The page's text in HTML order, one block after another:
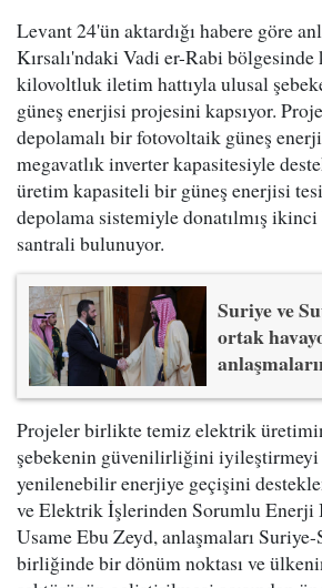
Levant 24'ün aktardığı habere göre
Kırsalı'ndaki Vadi er-Rabi
kilovoltluk iletim hattıyla ulusal
güneş enerjisi projesini kapsıyor.
depolamalı bir fotovoltaik güneş
megavatlık inverter kapasitesiyle
üretim kapasiteli bir güneş enerjisi
depolama sistemiyle donatılmış
santrali bulunuyor.
Suriye ve
ortak
Projeler birlikte temiz elektrik
şebekenin güvenilirliğini iyileştirmeyi
yenilenebilir enerjiye geçişini
ve Elektrik İşlerinden Sorumlu Enerji
Usame Ebu Zeyd, anlaşmaları
birliğinde bir dönüm noktası ve